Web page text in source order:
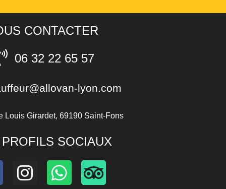
CONTACTER
06 32 22 65 57
lyon.com
​L​o​u​i​s​ ​G​i​r​a​r​d​e​t​,​ ​6​9​1​9​0​ ​S​a​i​n​t​-​F​o​n​s
SOCIAUX